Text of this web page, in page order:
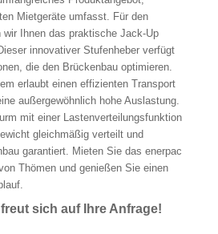
Mietgeräte umfasst. Für den
wir Ihnen das praktische Jack-Up
innovativer Stufenheber verfügt
die den Brückenbau optimieren.
erlaubt einen effizienten Transport
außergewöhnlich hohe Auslastung.
mit einer Lastenverteilungsfunktion
gleichmäßig verteilt und
garantiert. Mieten Sie das enerpac
Thömen und genießen Sie einen
sich auf Ihre Anfrage!